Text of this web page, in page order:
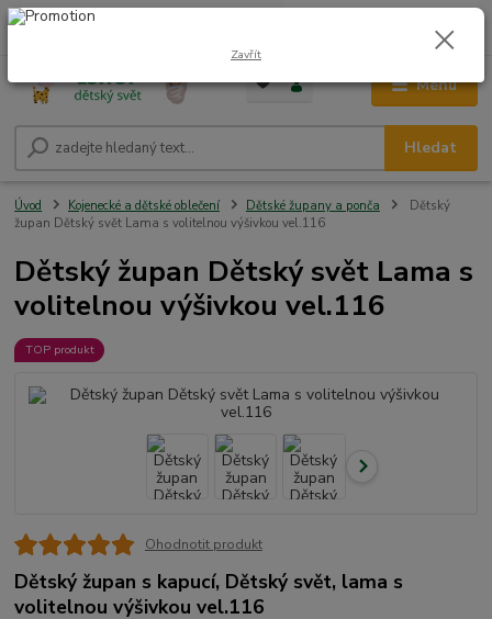
Menu
Hledat
+420 604 278 943 0,00 Kč
Úvod Kojenecké a dětské oblečení Dětské župany a ponča
Dětský
župan Dětský svět Lama s volitelnou výšivkou vel.116
Dětský župan Dětský svět Lama s
volitelnou výšivkou vel.116
TOP produkt
Ohodnotit produkt
Dětský župan s kapucí, Dětský svět, lama s
volitelnou výšivkou vel.116
Zavřít